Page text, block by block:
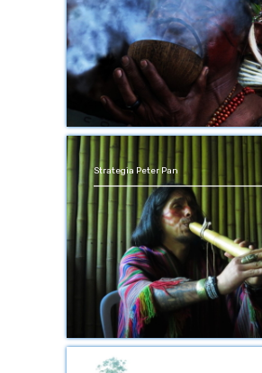
Strategia Peter Pan